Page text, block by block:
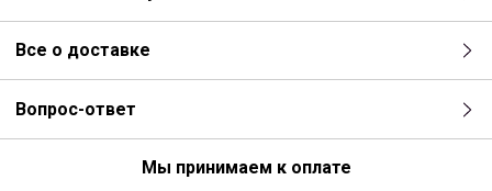
Все о доставке
Вопрос-ответ
Мы принимаем к оплате